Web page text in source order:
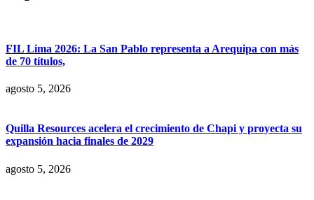
FIL Lima 2026: La San Pablo representa a Arequipa con más
de 70 títulos,
agosto 5, 2026
Quilla Resources acelera el crecimiento de Chapi y proyecta su
expansión hacia finales de 2029
agosto 5, 2026